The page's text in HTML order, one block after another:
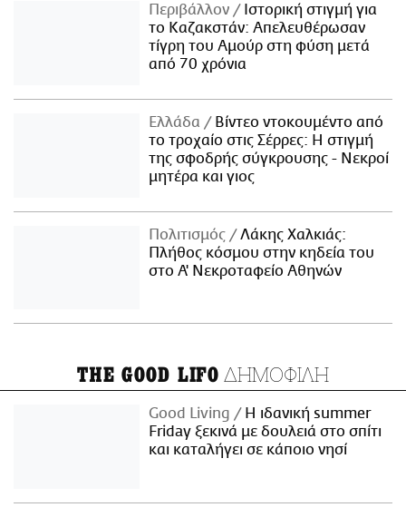
Περιβάλλον
Ιστορική στιγμή για
το Καζακστάν: Απελευθέρωσαν
τίγρη του Αμούρ στη φύση μετά
από 70 χρόνια
Ελλάδα
Βίντεο ντοκουμέντο από
το τροχαίο στις Σέρρες: Η στιγμή
της σφοδρής σύγκρουσης - Νεκροί
μητέρα και γιος
Πολιτισμός
Λάκης Χαλκιάς:
Πλήθος κόσμου στην κηδεία του
στο Α' Νεκροταφείο Αθηνών
THE GOOD LIFO ΔΗΜΟΦΙΛΗ
Good Living
Η ιδανική summer
Friday ξεκινά με δουλειά στο σπίτι
και καταλήγει σε κάποιο νησί